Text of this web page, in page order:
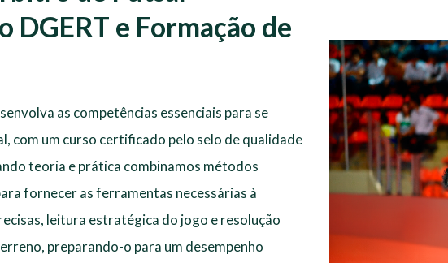
DGERT e Formação de
as competências essenciais para se
com um curso certificado pelo selo de qualidade
teoria e prática combinamos métodos
fornecer as ferramentas necessárias à
leitura estratégica do jogo e resolução
preparando-o para um desempenho